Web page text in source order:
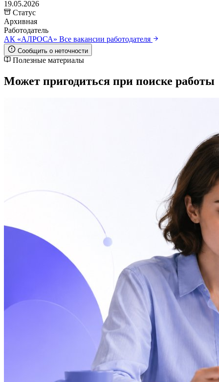
19.05.2026
Статус
Архивная
Работодатель
АК «АЛРОСА» Все вакансии работодателя
Сообщить о неточности
Полезные материалы
Может пригодиться при поиске работы